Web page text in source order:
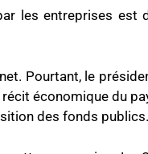
les entreprises est
Pourtant, le
économique du
des fonds publics.